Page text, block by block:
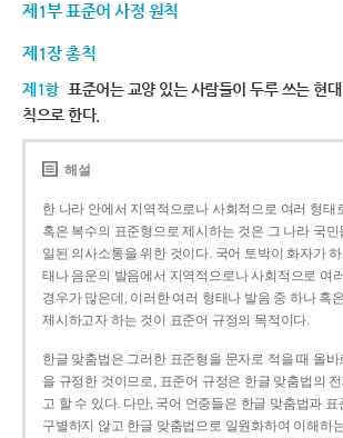
제1부 표준어 사정 원칙
제1장 총칙
제1항 표준어는 교양 있는 사람들이 두루 쓰는 현
칙으로 한다.
해설
한 나라 안에서 지역적으로나 사회적으로 여러 형태
혹은 복수의 표준형으로 제시하는 것은 그 나라 국
일된 의사소통을 위한 것이다. 국어 토박이 화자가
태나 음운의 발음에서 지역적으로나 사회적으로 여
경우가 많은데, 이러한 여러 형태나 발음 중 하나 혹
제시하고자 하는 것이 표준어 규정의 목적이다.
한글 맞춤법은 그러한 표준형을 문자로 적을 때 올
을 규정한 것이므로, 표준어 규정은 한글 맞춤법의
고 할 수 있다. 다만, 국어 언중들은 한글 맞춤법과 표
구별하지 않고 한글 맞춤법으로 일원화하여 이해하